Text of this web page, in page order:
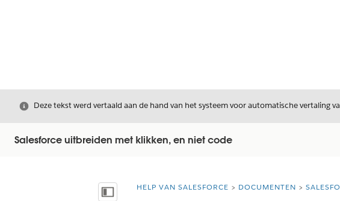
Sluiten
Deze tekst werd vertaald aan de hand van het systeem voor automatische vertaling
Salesforce uitbreiden met klikken, en niet code
Inhoudsopgave weergeven
U bent hier:
HELP VAN SALESFORCE DOCUMENTEN